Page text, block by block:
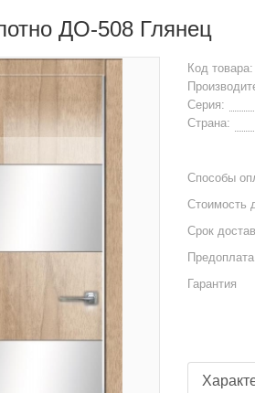
ДО-508 Глянец
Код товара:
Серия:
Страна:
Способы
Стоимость
Срок
Предоплата
Гарантия